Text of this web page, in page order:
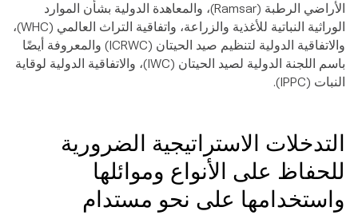
الأراضي الرطبة (Ramsar)، والمعاهدة الدولية بشأن الموارد
الوراثية النباتية للأغذية والزراعة، واتفاقية التراث العالمي (WHC)،
والاتفاقية الدولية لتنظيم صيد الحيتان (ICRWC) والمعروفة أيضًا
باسم اللجنة الدولية لصيد الحيتان (IWC)، والاتفاقية الدولية لوقاية
النبات (IPPC).
التدخلات الاستراتيجية الضرورية
للحفاظ على الأنواع وموائلها
واستخدامها على نحو مستدام